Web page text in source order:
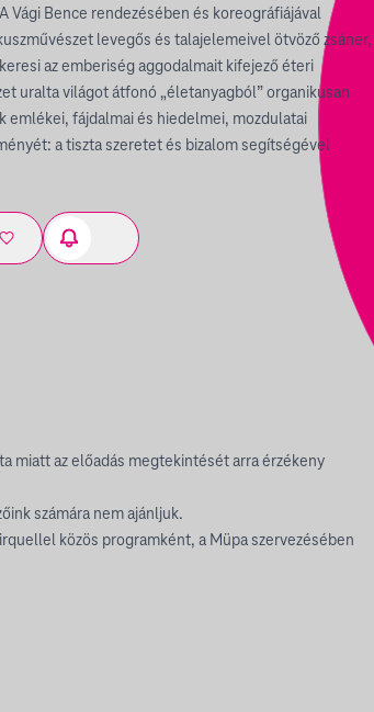
Vági Bence rendezésében és koreográfiájával
levegős és talajelemeivel ötvöző zsáner,
az emberiség aggodalmait kifejező éteri
uralta világot átfonó „életanyagból” organikusan
emlékei, fájdalmai és hiedelmei, mozdulatai
a tiszta szeretet és bizalom segítségével
miatt az előadás megtekintését arra érzékeny
számára nem ajánljuk.
közös programként, a Müpa szervezésében